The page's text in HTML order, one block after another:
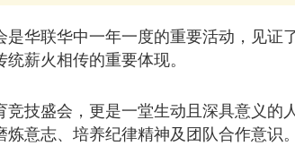
华联华中一年一度的重要活动，见证
薪火相传的重要体现。
技盛会，更是一堂生动且深具意义的
意志、培养纪律精神及团队合作意识。